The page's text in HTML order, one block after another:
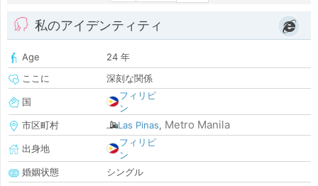
私のアイデンティティ
Age
24 年
ここに
深刻な関係
国
フィリピ
ン
市区町村
Las Pinas, Metro Manila
出身地
フィリピ
ン
婚姻状態
シングル